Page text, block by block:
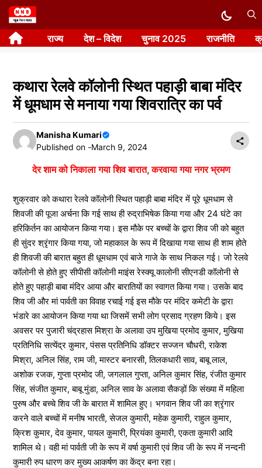
Skip
to
content राज्य देश – विदेश चुनाव 2025 राजनीति
कथारा रेलवे कॉलोनी स्थित पहाड़ी बाबा मंदिर
में धूमधाम से मनाया गया शिवरात्रि का पर्व
Manisha Kumari
Published on -March 9, 2024
देर शाम को निकाला गया शिव बारात, करवाया गया नगर भ्रमण
शुक्रवार को कथारा रेलवे कॉलोनी स्थित पहाड़ी बाबा मंदिर में पूरे धूमधाम से
शिवजी की पूजा अर्चना कि गई साथ ही रुद्राभिषेक किया गया और 24 घंटे का
हरिकिर्तन का आयोजन किया गया। इस मौके पर बच्चों के द्वारा शिव जी को बहुत
ही सुंदर श्रृंगार किया गया, जो महाकाल के रूप में दिखाया गया साथ ही शाम होते
ही शिवजी की बारात बहुत ही धूमधाम एवं बाजे गाजे के साथ निकल गई। जो रेलवे
कॉलोनी से होते हुए सीपीसी कॉलोनी माइंस रेस्क्यू कालोनी सीएनडी कॉलोनी से
होते हुए पहाड़ी बाबा मंदिर आया और बारातियों का स्वागत किया गया। उसके बाद
शिव जी और मां पार्वती का विवाह रचाई गई इस मौके पर मंदिर कमेटी के द्वारा
भंडारे का आयोजन किया गया था जिसमें सभी लोग प्रसाद ग्रहण किये। इस
अवसर पर पुजारी चंद्रहास मिश्रा के अलावा उप मुखिया प्रमोद कुमार, मुखिया
प्रतिनिधि सत्येंद्र कुमार, पंसस प्रतिनिधि डॉक्टर सज्जन चौधरी, राकेश
मिश्रा, अनिल सिंह, राम जी, मास्टर बनारसी, तिलकधारी साव, बाबू लाल,
अशोक रजक, गुप्ता प्रमोद जी, जगलाल गुप्ता, अनिल कुमार सिंह, रंजीत कुमार
सिंह, संजीत कुमार, बाबू मुंडा, अनिल साव के अलावा सैकड़ों कि संख्या में महिला
पुरुष और बच्चे शिव जी के बारात में शामिल हुए। भगवान शिव जी का श्रृंगार
करने वाले बच्चों में मनीष भारती, सेजल कुमारी, महेक कुमारी, राहुल कुमार,
क्रिश कुमार, देव कुमार, पायल कुमारी, प्रियंका कुमारी, एकता कुमारी आदि
शामिल थे। वही मां पार्वती जी के रूप में वर्षा कुमारी एवं शिव जी के रूप में नन्दनी
कुमारी रुप धारण कर मुख्य आकर्षण का केंद्र बना रहा।